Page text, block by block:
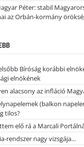
Péter: stabil
az Orbán-kormány
Bíróság korábbi
elnökének
alacsony az infláció
(balkon
tilos?
elő rá a Marcali
rendszer nagy vizsgája…